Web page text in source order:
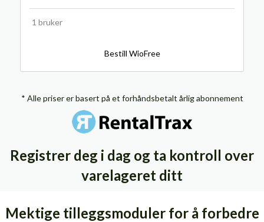
1 bruker
Bestill WioFree
* Alle priser er basert på et forhåndsbetalt årlig abonnement
Registrer deg i dag og ta kontroll over
varelageret ditt
Mektige tilleggsmoduler for å forbedre